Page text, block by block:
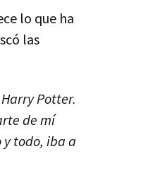
lo que ha
las
Potter.
de mí
y todo, iba a